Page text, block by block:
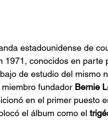
estadounidense de
1971, conocidos en parte
de estudio del mismo
fundador Bernie
en el primer puesto
el álbum como el